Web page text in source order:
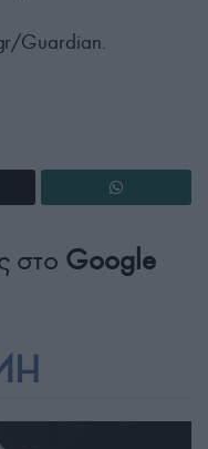
Guardian.
στο Google